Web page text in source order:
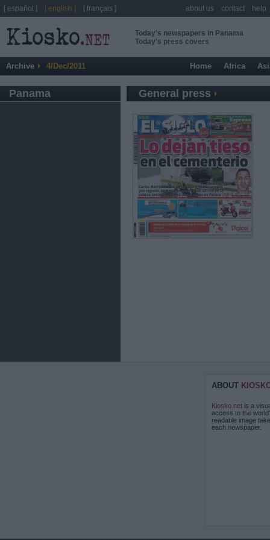
Today's newspapers in Panama
Today's press covers
Archive 4/Dec/2011 Home Africa
Panama General press
ABOUT
Kiosko.net is a
access to the
readable image
each newspaper.
[ español ] [ english ] [ français ] about us contact help